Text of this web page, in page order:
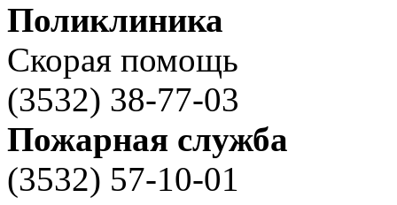
Поликлиника
Скорая помощь
(3532) 38-77-03
Пожарная служба
(3532) 57-10-01